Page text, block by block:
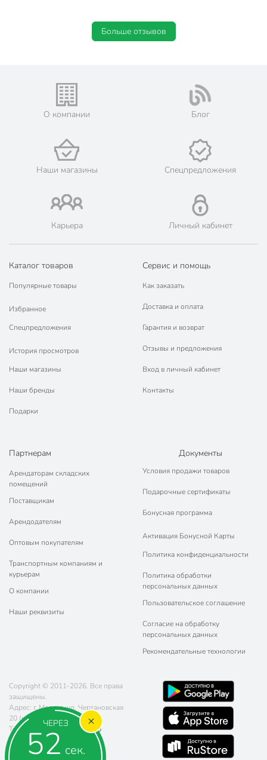
ЧЕРЕЗ
52 сек.
Больше отзывов
О компании Блог
Наши магазины Спецпредложения
Карьера Личный кабинет
Каталог товаров
Популярные товары
Избранное
Спецпредложения
История просмотров
Наши магазины
Наши бренды
Подарки
Сервис и помощь
Как заказать
Доставка и оплата
Гарантия и возврат
Отзывы и предложения
Вход в личный кабинет
Контакты
Партнерам
Арендаторам складских
помещений
Поставщикам
Арендодателям
Оптовым покупателям
Транспортным компаниям и
курьерам
О компании
Наши реквизиты
Документы
Условия продажи товаров
Подарочные сертификаты
Бонусная программа
Активация Бонусной Карты
Политика конфиденциальности
Политика обработки
персональных данных
Пользовательское соглашение
Согласие на обработку
персональных данных
Рекомендательные технологии
Copyright © 2011-2026. Все права
защищены.
Адрес: г. Москва, ул. Чертановская
20 (метро Южная)
Телефон:
8 (800) 770-77-06
Почта:sales@poryadok.ru